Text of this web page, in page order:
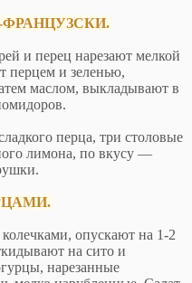
и перец нарезают мелкой
перцем и зеленью,
маслом, выкладывают в
перца, три столовые
лимона, по вкусу —
опускают на 1-2
на сито и
нарезанные